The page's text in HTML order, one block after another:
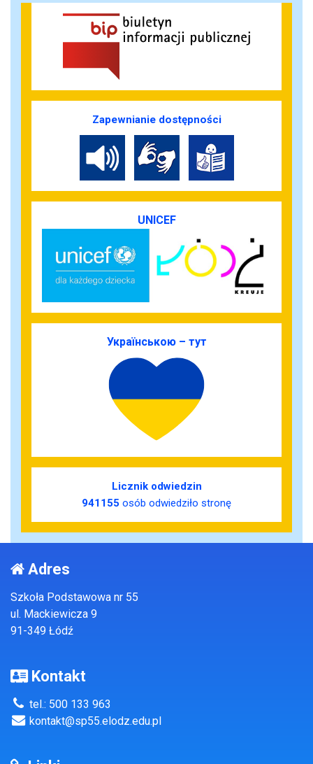
Zapewnianie dostępności
UNICEF
Українською – тут
Licznik odwiedzin
941155 osób odwiedziło stronę
Adres
Szkoła Podstawowa nr 55
ul. Mackiewicza 9
91-349 Łódź
Kontakt
tel.: 500 133 963
kontakt@sp55.elodz.edu.pl